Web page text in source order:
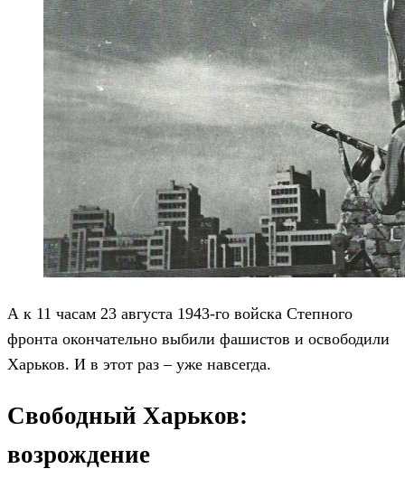
А к 11 часам 23 августа 1943-го войска Степного
фронта окончательно выбили фашистов и освободили
Харьков. И в этот раз – уже навсегда.
Свободный Харьков:
возрождение